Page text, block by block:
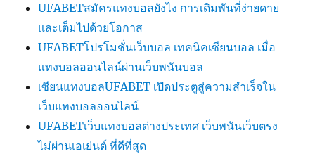
UFABETสมัครแทงบอลยังไง การเดิมพันที่ง่ายดาย
และเต็มไปด้วยโอกาส
UFABETโปรโมชั่นเว็บบอล เทคนิคเซียนบอล เมื่อ
แทงบอลออนไลน์ผ่านเว็บพนันบอล
เซียนแทงบอลUFABET เปิดประตูสู่ความสำเร็จใน
เว็บแทงบอลออนไลน์
UFABETเว็บแทงบอลต่างประเทศ เว็บพนันเว็บตรง
ไม่ผ่านเอเย่นต์ ที่ดีที่สุด